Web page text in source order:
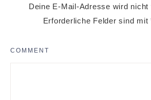
Deine E-Mail-Adresse wird nicht
Erforderliche Felder sind mit
COMMENT